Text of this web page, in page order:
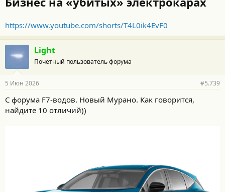
https://www.youtube.com/shorts/T4L0ik4EvF0
Light
Почетный пользователь форума
5 Июн 2026 #5.739
С форума F7-водов. Новый Мурано. Как говорится,
найдите 10 отличий))